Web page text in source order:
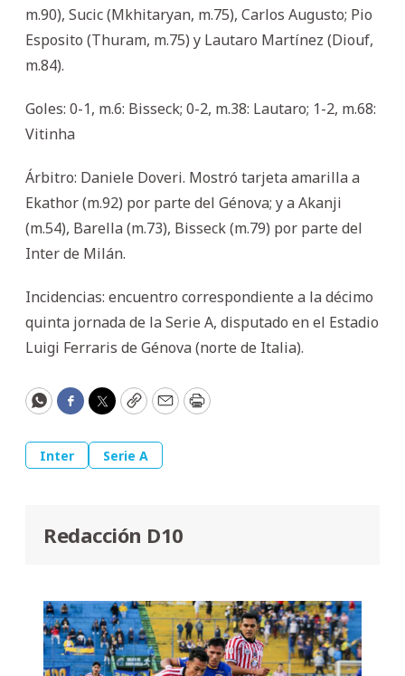
m.90), Sucic (Mkhitaryan, m.75), Carlos Augusto; Pio
Esposito (Thuram, m.75) y Lautaro Martínez (Diouf,
m.84).
Goles: 0-1, m.6: Bisseck; 0-2, m.38: Lautaro; 1-2, m.68:
Vitinha
Árbitro: Daniele Doveri. Mostró tarjeta amarilla a
Ekathor (m.92) por parte del Génova; y a Akanji
(m.54), Barella (m.73), Bisseck (m.79) por parte del
Inter de Milán.
Incidencias: encuentro correspondiente a la décimo
quinta jornada de la Serie A, disputado en el Estadio
Luigi Ferraris de Génova (norte de Italia).
WhatsApp
Facebook
Twitter
CopyEmailPrint
Inter Serie A
Redacción D10